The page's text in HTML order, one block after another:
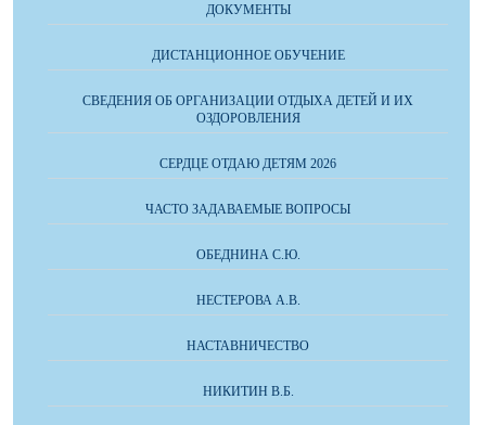
ДОКУМЕНТЫ
ДИСТАНЦИОННОЕ ОБУЧЕНИЕ
СВЕДЕНИЯ ОБ ОРГАНИЗАЦИИ ОТДЫХА ДЕТЕЙ И ИХ
ОЗДОРОВЛЕНИЯ
СЕРДЦЕ ОТДАЮ ДЕТЯМ 2026
ЧАСТО ЗАДАВАЕМЫЕ ВОПРОСЫ
ОБЕДНИНА С.Ю.
НЕСТЕРОВА А.В.
НАСТАВНИЧЕСТВО
НИКИТИН В.Б.